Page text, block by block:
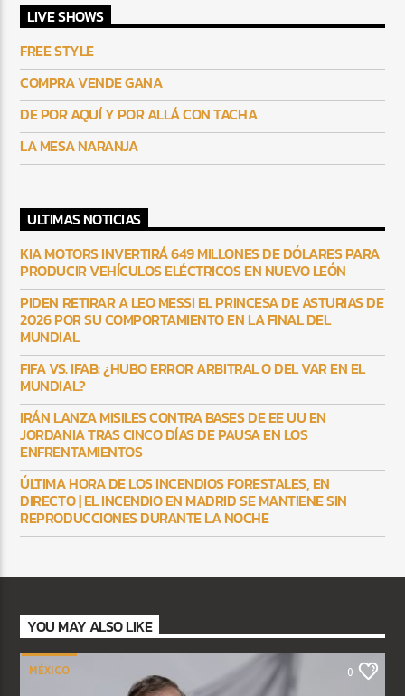
LIVE SHOWS
FREE STYLE
COMPRA VENDE GANA
DE POR AQUÍ Y POR ALLÁ CON TACHA
LA MESA NARANJA
ULTIMAS NOTICIAS
KIA MOTORS INVERTIRÁ 649 MILLONES DE DÓLARES PARA
PRODUCIR VEHÍCULOS ELÉCTRICOS EN NUEVO LEÓN
PIDEN RETIRAR A LEO MESSI EL PRINCESA DE ASTURIAS DE
2026 POR SU COMPORTAMIENTO EN LA FINAL DEL
MUNDIAL
FIFA VS. IFAB: ¿HUBO ERROR ARBITRAL O DEL VAR EN EL
MUNDIAL?
IRÁN LANZA MISILES CONTRA BASES DE EE UU EN
JORDANIA TRAS CINCO DÍAS DE PAUSA EN LOS
ENFRENTAMIENTOS
ÚLTIMA HORA DE LOS INCENDIOS FORESTALES, EN
DIRECTO | EL INCENDIO EN MADRID SE MANTIENE SIN
REPRODUCCIONES DURANTE LA NOCHE
YOU MAY ALSO LIKE
MÉXICO 0